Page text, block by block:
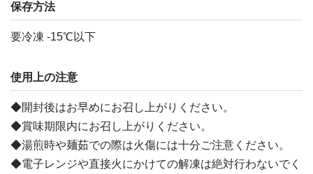
保存方法
要冷凍 -15℃以下
使用上の注意
◆開封後はお早めにお召し上がりください。
◆賞味期限内にお召し上がりください。
◆湯煎時や麺茹での際は火傷には十分ご注意ください。
◆電子レンジや直接火にかけての解凍は絶対行わないでく